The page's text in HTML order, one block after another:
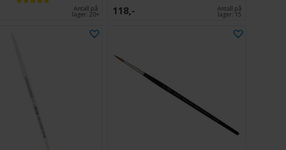
Antall på
lager:20+ 118,- Antall på
lager: 15